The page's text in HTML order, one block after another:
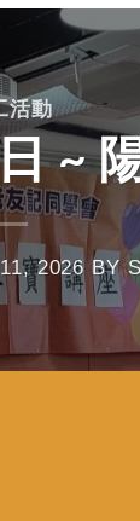
活動
~
2026 BY